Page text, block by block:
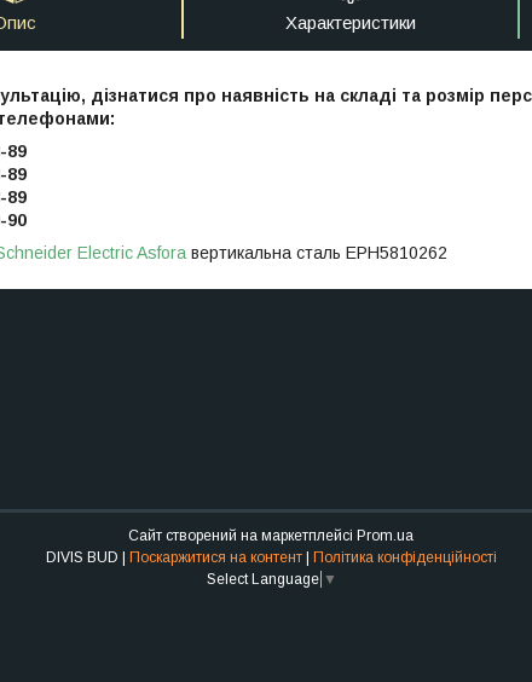
Характеристики
дізнатися про наявність на складі та розмір
89
89
89
90
ElectricAsfora вертикальна сталь EPH5810262
Сайт створений на маркетплейсі Prom.ua
DIVIS BUD | Поскаржитися на контент | Політика конфіденційності
Select Language ▼